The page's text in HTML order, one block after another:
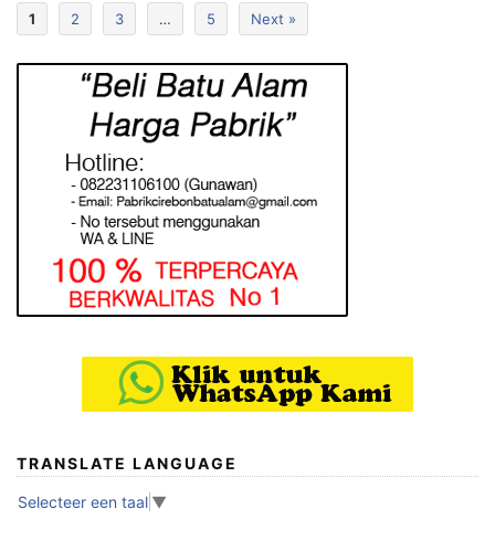
1 2 3 … 5 Next »
TRANSLATE LANGUAGE
Selecteer een taal ▼